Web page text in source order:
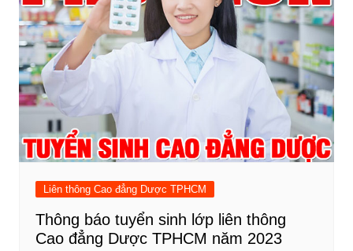
Liên thông Cao đẳng Dược TPHCM
Thông báo tuyển sinh lớp liên thông
Cao đẳng Dược TPHCM năm 2023